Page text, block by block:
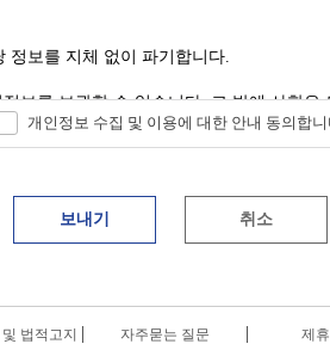
정보를 지체 없이 파기합니다.
보를 보관할 수 있습니다. 그 밖에 사항
개인정보 수집 및 이용에 대한 안내 동의합니
취소
법적고지 자주묻는 질문 제